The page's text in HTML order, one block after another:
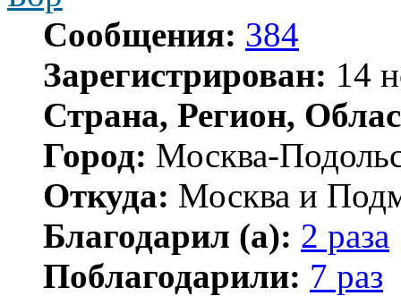
Сообщения: 384
Зарегистрирован: 14
Страна, Регион,
Город: Москва-
Откуда: Москва и
Благодарил (а): 2 раза
Поблагодарили: 7 раз